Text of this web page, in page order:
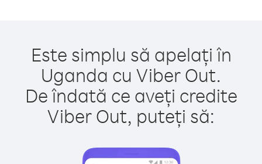
Este simplu să apelați în
Uganda cu Viber Out.
De îndată ce aveți credite
Viber Out, puteți să: